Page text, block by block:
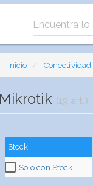
Inicio
Mikrotik (19 art.)
Stock
Solo con Stock